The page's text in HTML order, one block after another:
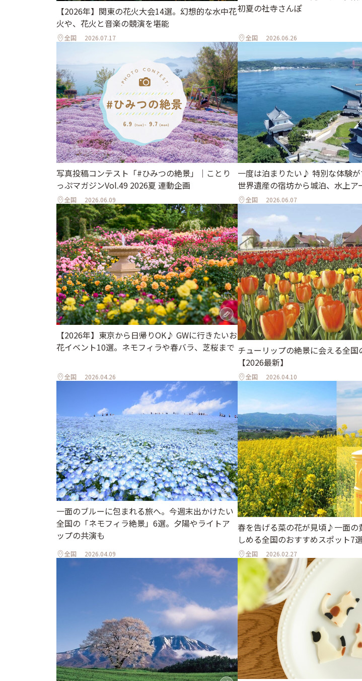
【2026年】関東の花火大会14選。幻想的な水中花
火や、花火と音楽の競演を堪能
全国 2026.07.17
初夏の社寺さんぽ
全国 2026.06.26
写真投稿コンテスト「#ひみつの絶景」｜ことり
っぷマガジンVol.49 2026夏 連動企画
全国 2026.06.09
一度は泊まりたい♪ 特別な体験が
世界遺産の宿坊から城泊、水上ア
全国 2026.06.07
【2026年】東京から日帰りOK♪ GWに行きたいお
花イベント10選。ネモフィラや春バラ、芝桜まで
全国 2026.04.26
チューリップの絶景に会える全国
【2026最新】
全国 2026.04.10
一面のブルーに包まれる旅へ。今週末出かけたい
全国の「ネモフィラ絶景」6選。夕陽やライトア
ップの共演も
全国 2026.04.09
春を告げる菜の花が見頃♪一面の
しめる全国のおすすめスポット7
全国 2026.02.27